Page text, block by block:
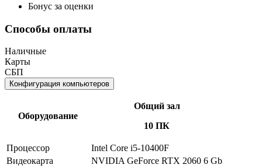
Бонус за оценки
Способы оплаты
Наличные
Карты
СБП
Конфигурация компьютеров
Оборудование
Общий зал
10 ПК
Процессор
Intel Core i5-10400F
Видеокарта
NVIDIA GeForce RTX 2060 6 Gb